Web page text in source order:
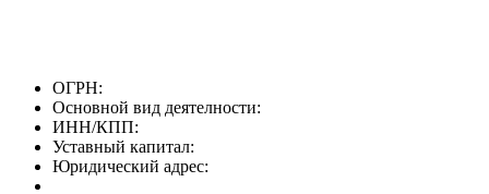
ОГРН:
Основной вид деятелности:
ИНН/КПП:
Уставный капитал:
Юридический адрес: